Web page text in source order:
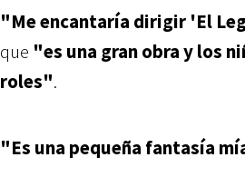
"Me encantaría dirigir 'El
que "es una gran obra y los
roles".
"Es una pequeña fantasía